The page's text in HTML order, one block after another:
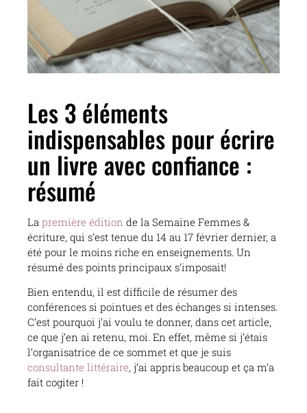
Les 3 éléments
indispensables pour écrire
un livre avec confiance :
résumé
La première édition de la Semaine Femmes &
écriture, qui s’est tenue du 14 au 17 février dernier, a
été pour le moins riche en enseignements. Un
résumé des points principaux s’imposait!
Bien entendu, il est difficile de résumer des
conférences si pointues et des échanges si intenses.
C’est pourquoi j’ai voulu te donner, dans cet article,
ce que j’en ai retenu, moi. En effet, même si j’étais
l’organisatrice de ce sommet et que je suis
consultante littéraire, j’ai appris beaucoup et ça m’a
fait cogiter !